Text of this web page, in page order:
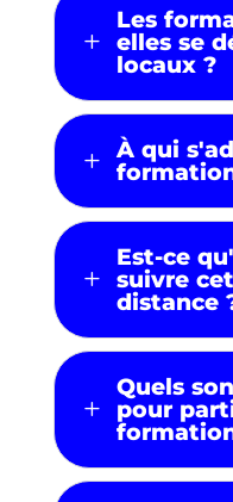
L
Les
elles se
locaux ?
L
À qui
L
Est-ce
suivre
distance
L
Quels
pour